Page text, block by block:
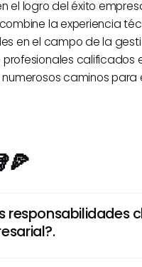
el logro del éxito
la experiencia
en el campo de la
calificados
caminos
responsabilidades